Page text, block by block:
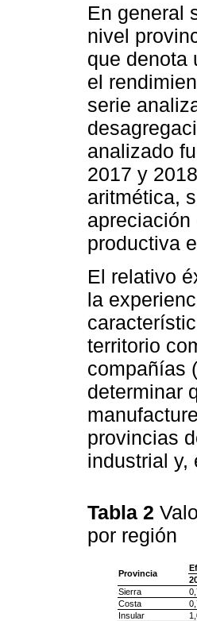
En general
nivel
que denota
el
serie
analizado
2017 y
aritmética,
productiva
El relativo
la
territorio
compañías
determinar
provincias
industrial y,
Tabla 2
por región
Provincia
Sierra
Costa
Insular